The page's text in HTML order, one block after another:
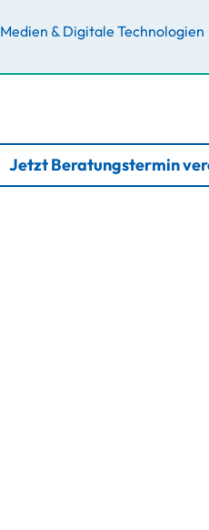
Medien & Digitale Technologien
Jetzt Beratungstermin